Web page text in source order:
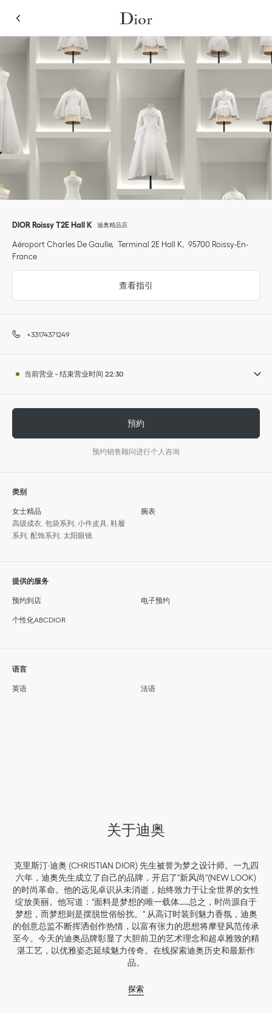
DIOR Roissy T2E Hall K 迪奥精品店
Aéroport Charles De Gaulle Terminal 2E Hall K 95700 Roissy-En-
France
查看指引
+33174371249
当前营业 - 结束营业时间 22:30
預約
预约销售顾问进行个人咨询
类别
女士精品
高级成衣, 包袋系列, 小件皮具, 鞋履
系列, 配饰系列, 太阳眼镜
腕表
提供的服务
预约到店 电子预约
个性化ABCDIOR
语言
英语 法语
关于迪奥
克里斯汀·迪奥 (CHRISTIAN DIOR) 先生被誉为梦之设计师。一九四
六年，迪奥先生成立了自己的品牌，开启了"新风尚"(NEW LOOK)
的时尚革命。他的远见卓识从未消逝，始终致力于让全世界的女性
绽放美丽。他写道："面料是梦想的唯一载体……总之，时尚源自于
梦想，而梦想则是摆脱世俗纷扰。" 从高订时装到魅力香氛，迪奥
的创意总监不断挥洒创作热情，以富有张力的思想将摩登风范传承
至今。今天的迪奥品牌彰显了大胆前卫的艺术理念和超卓雅致的精
湛工艺，以优雅姿态延续魅力传奇。在线探索迪奥历史和最新作
品。
探索